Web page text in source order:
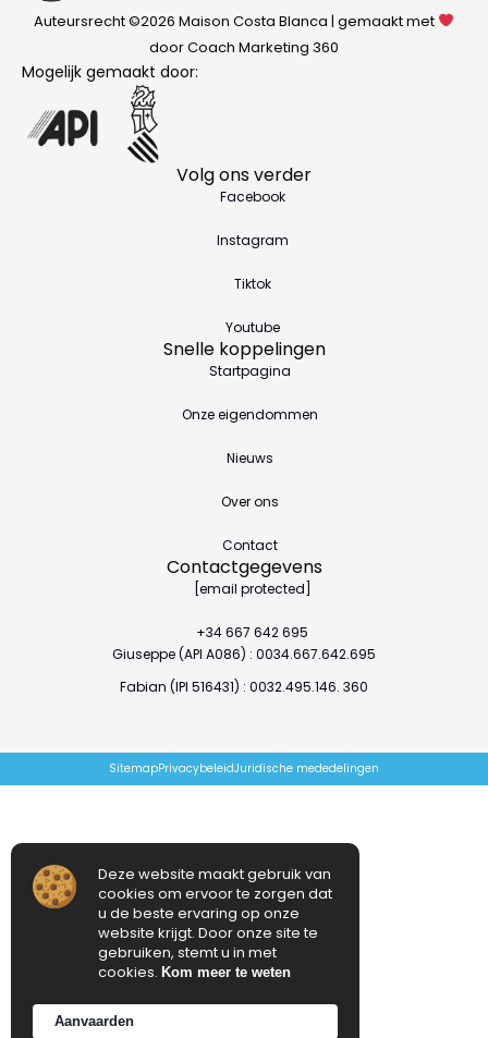
Auteursrecht ©2026 Maison Costa Blanca | gemaakt met
door Coach Marketing 360
Mogelijk gemaakt door:
Volg ons verder
Facebook
Instagram
Tiktok
Youtube
Contactgegevens
[email protected]
+34 667 642 695
Giuseppe (API A086) : 0034.667.642.695
Fabian (IPI 516431) : 0032.495.146. 360
Snelle koppelingen
Startpagina
Onze eigendommen
Nieuws
Over ons
Contact
SitemapPrivacybeleidJuridische mededelingen
Deze website maakt gebruik van
cookies om ervoor te zorgen dat
u de beste ervaring op onze
website krijgt. Door onze site te
gebruiken, stemt u in met
cookies. Kom meer te weten
Aanvaarden